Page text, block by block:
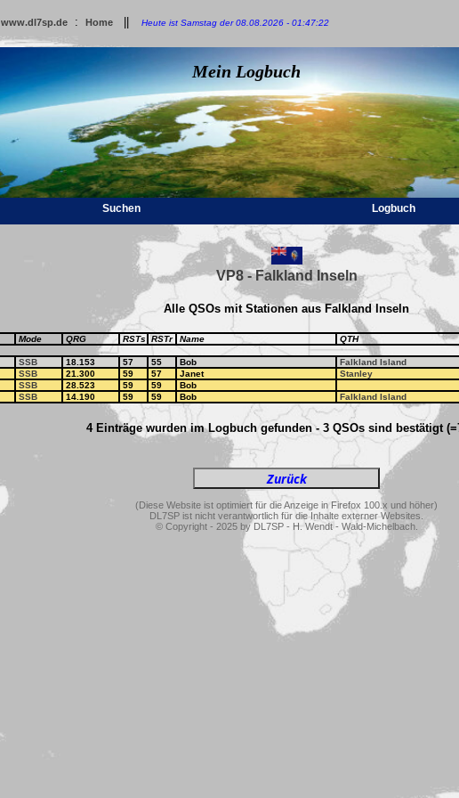
www.dl7sp.de : Home Heute ist Samstag der 08.08.2026 - 01:47:22
Mein Logbuch
Suchen Logbuch
VP8 - Falkland Inseln
Alle QSOs mit Stationen aus Falkland Inseln
Mode QRG RSTs RSTr Name QTH
SSB 18.153 57 55 Bob Falkland Island
SSB 21.300 59 57 Janet Stanley
SSB 28.523 59 59 Bob
SSB 14.190 59 59 Bob Falkland Island
4 Einträge wurden im Logbuch gefunden - 3 QSOs sind bestätigt
(Diese Website ist optimiert für die Anzeige in Firefox 100.x und höher)
DL7SP ist nicht verantwortlich für die Inhalte externer Websites.
© Copyright - 2025 by DL7SP - H. Wendt - Wald-Michelbach.